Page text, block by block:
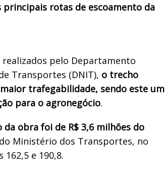
principais rotas de escoamento da
pelo Departamento
Transportes (DNIT), o trecho
trafegabilidade, sendo este um
para o agronegócio.
obra foi de R$ 3,6 milhões do
Ministério dos Transportes, no
e 190,8.